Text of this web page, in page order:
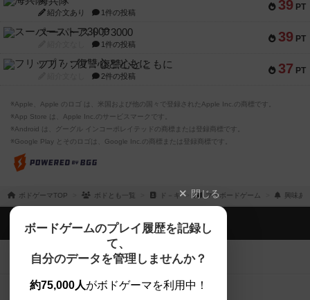
39 PT
紹介文あり 1件の投稿
39 PT
スーパーストア3000
1件の投稿
37 PT
フリップ７：復讐心とともに
2件の投稿
※Apple、Apple のロゴ は、米国および他の国々で登録されたApple Inc.の商標です。
※App Store は、Apple Inc.のサービスマークです。
※Android は、グーグル インコーポレイテッドの商標または登録商標です。
※Google Play とそのロゴは、Google Inc.の商標または登録商標です。
ボドゲーマTOP ボドとも一覧 ド－キ マイボードゲーム 興味あ
閉じる
ボードゲームのプレイ履歴を記録し
て、
自分のデータを管理しませんか？
約75,000人がボドゲーマを利用中！
ボドゲーマTOP
ボードゲームを検索する
ボードゲームの新着レビュー